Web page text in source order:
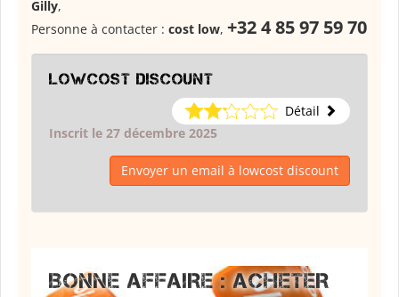
Gilly,
Personne à contacter : cost low, +32 4 85 97 59 70
lowcost discount
Détail
Inscrit le 27 décembre 2025
Envoyer un email à lowcost discount
BONNE AFFAIRE : ACHETER